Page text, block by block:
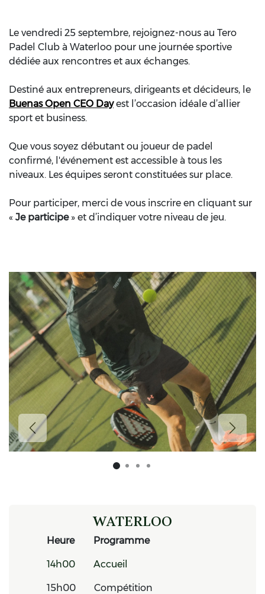
Le vendredi 25 septembre, rejoignez-nous au Tero
Padel Club à Waterloo pour une journée sportive
dédiée aux rencontres et aux échanges.
Destiné aux entrepreneurs, dirigeants et décideurs, le
Buenas Open CEO Dayest l’occasion idéale d’allier
sport et business.
Que vous soyez débutant ou joueur de padel
confirmé, l'événement est accessible à tous les
niveaux. Les équipes seront constituées sur place.
Pour participer, merci de vous inscrire en cliquant sur
« Je participe» et d’indiquer votre niveau de jeu.
Précédent
WATERLOO
​​Heure ​​Programme
​14h00 ​​Accueil
​15h00 ​​Compétition